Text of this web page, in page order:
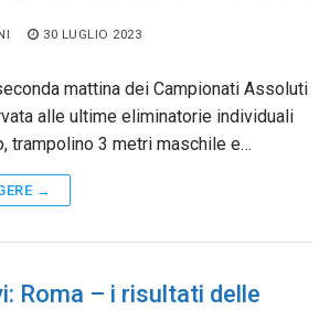
30 LUGLIO 2023
mattina dei Campionati Assoluti
alle ultime eliminatorie individuali
trampolino 3 metri maschile e…
→
Roma – i risultati delle